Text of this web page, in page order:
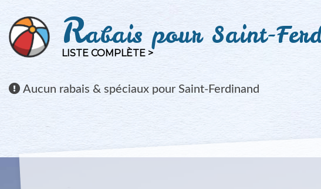
Rabais pour Saint-
LISTE COMPLÈTE >
Aucun rabais & spéciaux pour Saint-Ferdinand